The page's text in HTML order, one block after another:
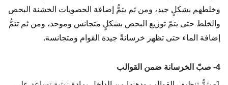
وخلطهم بشكلٍ جيد، ومن ثم يتمُّ إضافة الحصويات الخشنة البحص
والخلط حتى يتمّ توزيع البحص بشكلٍ متجانس وموحد، ومن ثم تتمُّ
إضافة الماء حتى تظهر خرسانةً جيدة القوام ومتجانسة.
4- صبّ الخرسانة ضمن القوالب